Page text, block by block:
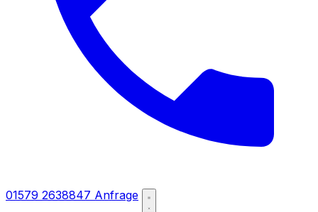
01579 2638847 Anfrage